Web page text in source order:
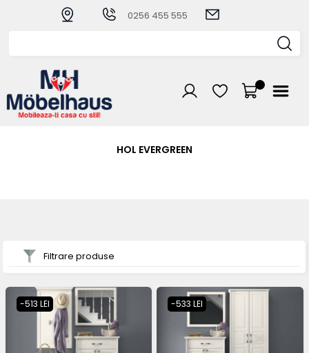
0256 455 555
HOL EVERGREEN
Filtrare produse
-513 LEI -533 LEI